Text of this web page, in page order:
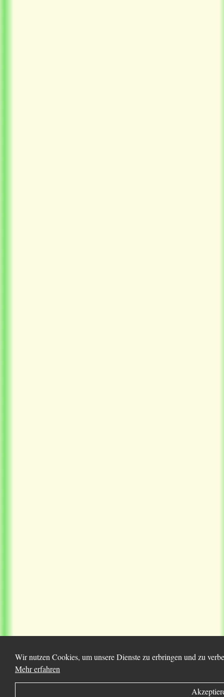
Wir nutzen Cookies, um unsere Dienste zu erbringen und zu
Mehr erfahren